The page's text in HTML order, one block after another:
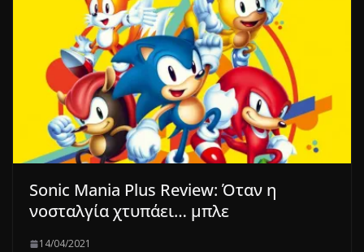
Sonic Mania Plus Review: Όταν η
νοσταλγία χτυπάει… μπλε
14/04/2021